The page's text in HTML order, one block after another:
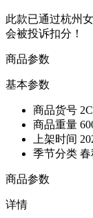
此款已通过杭州
会被投诉扣分！
商品参数
基本参数
商品货号
商品重量
上架时间
季节分类 春
商品参数
详情